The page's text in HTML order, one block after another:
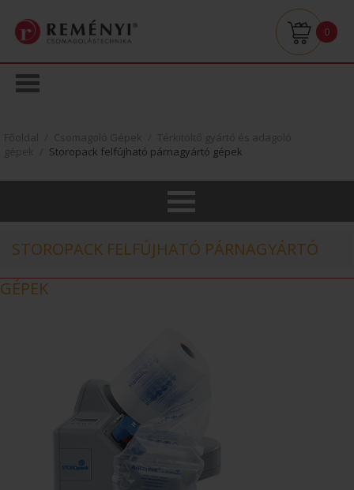
0
Storopack felfújható párnagyártó gépek
STOROPACK FELFÚJHATÓ PÁRNAGYÁRTÓ
GÉPEK